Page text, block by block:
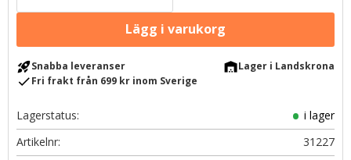
rocket_launchSnabba leveranser warehouseLager i Landskrona
checkFri frakt från 699 kr inom Sverige
Lagerstatus
i lager
Artikelnr
31227